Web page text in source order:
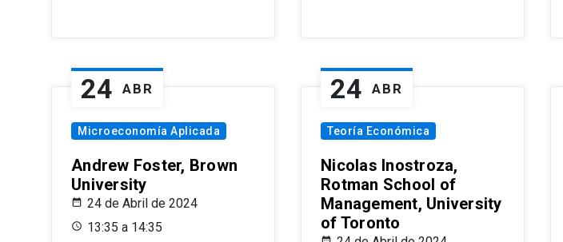
24 ABR
Microeconomía Aplicada
Andrew Foster, Brown
University
24 de Abril de 2024
13:35 a 14:35
24 ABR
Teoría Económica
Nicolas Inostroza,
Rotman School of
Management, University
of Toronto